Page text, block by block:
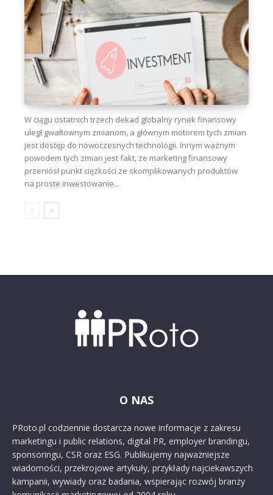
W ciągu ostatnich trzech dekad globalny rynek finansowy
uległ gwałtownym zmianom, a głównym motorem tych zmian
jest dostęp do nowoczesnych technologii. Innym ważnym
powodem tych zmian jest fakt, że marketing finansowy
przeniósł punkt ciężkości ze skomplikowanych produktów
na proste inwestowanie...
O NAS
PRoto.pl codziennie dostarcza nowe informacje z zakresu
marketingu i public relations, digital PR, employer brandingu,
sponsoringu, CSR oraz ESG. Publikujemy najważniejsze
wiadomości, przekrojowe artykuły, przykłady najciekawszych
kampanii, wywiady oraz badania, wspierając rozwój branży